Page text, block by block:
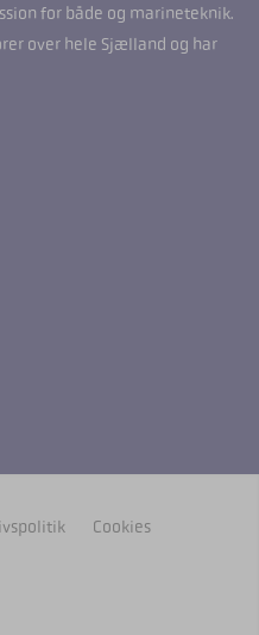
for både og marineteknik.
over hele Sjælland og har
Cookies